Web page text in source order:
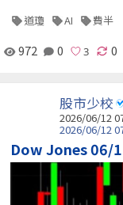
道瓊 AI 費半
972 0 0
股市少校
2026/06/12
2026/06/12
Dow Jones 06/